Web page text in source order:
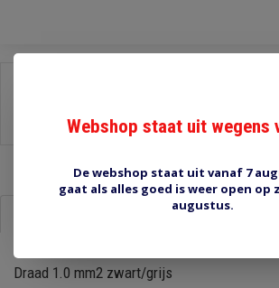
Afdrukken
Reviews (0)
Draad 1.0 mm2 zwart/grijs
Webshop staat uit wegens
De webshop staat uit vanaf 7
gaat als alles goed is weer open op
augustus.